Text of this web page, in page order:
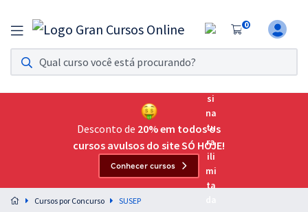
0
Assinatura Ilimitada 11
Acesso a todos os cursos. Teste grátis por 7 dias!
Assinatura OAB Até Passar
Acesso ilimitado a toda preparação para o Exame da
Preparação completa e intensiva para as principais
residências em saúde do Brasil
Desconto de 20% em todos os
cursos avulsos do site SÓ HOJE!
Conhecer cursos
Cursos por Concurso SUSEP